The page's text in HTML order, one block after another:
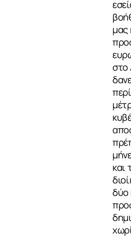
μας
στο
και
δύο